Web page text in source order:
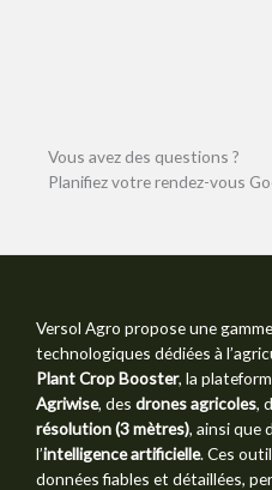
Vous avez des questions ?
Planifiez votre rendez-vous
Versol Agro propose une
technologiques dédiées à
Plant Crop Booster, la
Agriwise, des drones agricoles,
résolution (3 mètres), ainsi que
l’intelligence artificielle. Ces
données fiables et détaillées,